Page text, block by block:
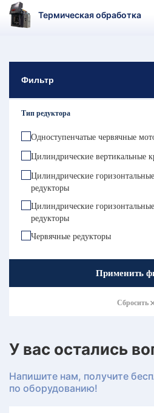
Термическая обработка
Фильтр
Тип редуктора
Одноступенчатые червячные
Цилиндрические вертикальные
Цилиндрические
редукторы
Цилиндрические
редукторы
Червячные редукторы
Применить
Сбросить
У вас остались
Напишите нам, получите
по оборудованию!